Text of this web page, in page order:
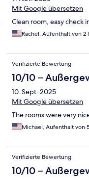
Mit Google übersetzen
Clean room, easy check
Rachel, Aufenthalt von 2
Verifizierte Bewertung
10/10 –
10. Sept. 2025
Mit Google übersetzen
The rooms were very
Michael, Aufenthalt von
Verifizierte Bewertung
10/10 –